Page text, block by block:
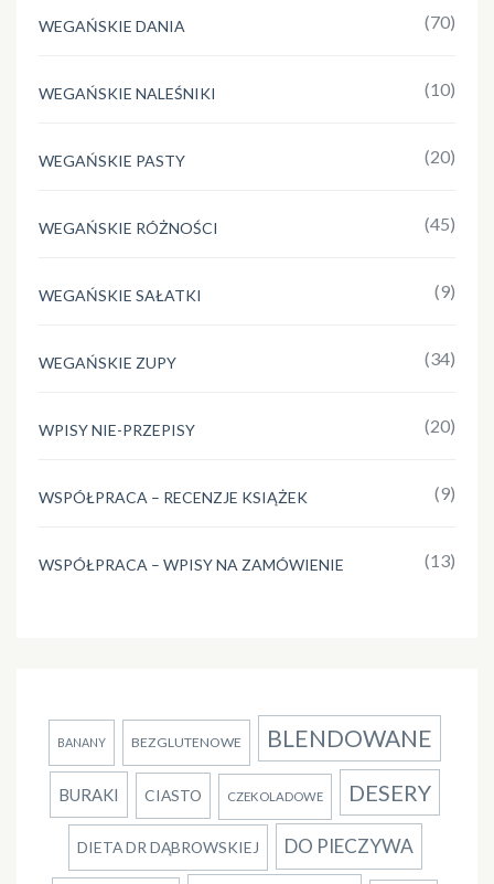
WEGAŃSKIE DANIA (70)
WEGAŃSKIE NALEŚNIKI (10)
WEGAŃSKIE PASTY (20)
WEGAŃSKIE RÓŻNOŚCI (45)
WEGAŃSKIE SAŁATKI (9)
WEGAŃSKIE ZUPY (34)
WPISY NIE-PRZEPISY (20)
WSPÓŁPRACA – RECENZJE KSIĄŻEK (9)
WSPÓŁPRACA – WPISY NA ZAMÓWIENIE (13)
BANANY BEZGLUTENOWE BLENDOWANE
BURAKI CIASTO CZEKOLADOWE DESERY
DIETA DR DĄBROWSKIEJ DO PIECZYWA